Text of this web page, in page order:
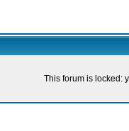
This forum is locked: